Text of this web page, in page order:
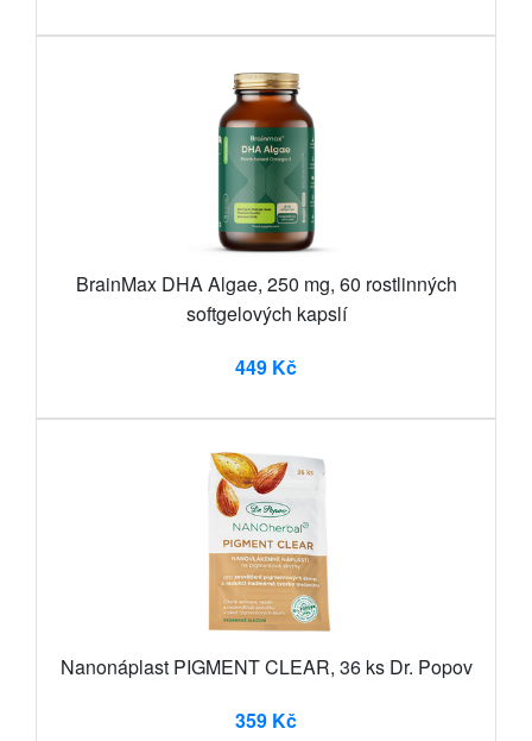
BrainMax DHA Algae, 250 mg, 60 rostlinných
softgelových kapslí
449 Kč
Nanonáplast PIGMENT CLEAR, 36 ks Dr. Popov
359 Kč